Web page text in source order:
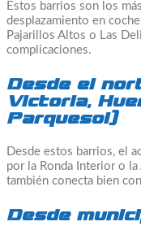
Estos barrios son los
desplazamiento en
Pajarillos Altos o Las
complicaciones.
Desde el
Victoria,
Parquesol)
Desde estos barrios, el
por la Ronda Interior o
también conecta bien
Desde